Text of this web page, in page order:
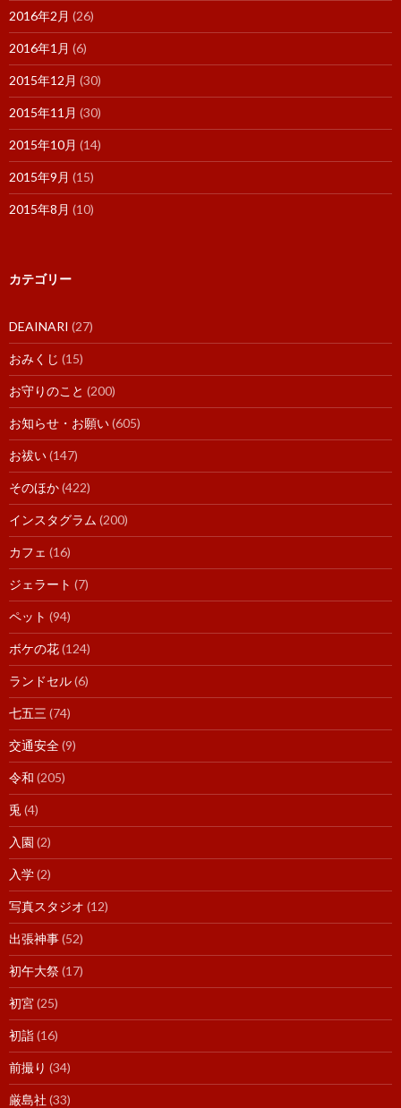
2016年2月 (26)
2016年1月 (6)
2015年12月 (30)
2015年11月 (30)
2015年10月 (14)
2015年9月 (15)
2015年8月 (10)
カテゴリー
DEAINARI (27)
おみくじ (15)
お守りのこと (200)
お知らせ・お願い(605)
お祓い(147)
そのほか(422)
インスタグラム (200)
カフェ (16)
ジェラート (7)
ペット (94)
ボケの花(124)
ランドセル(6)
七五三 (74)
交通安全(9)
令和 (205)
兎 (4)
入園 (2)
入学(2)
写真スタジオ (12)
出張神事(52)
初午大祭(17)
初宮(25)
初詣(16)
前撮り (34)
厳島社 (33)